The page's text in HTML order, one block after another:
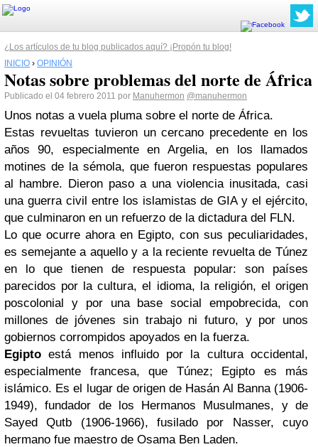
¿Los artículos de tu blog publicados aquí? ¡Propón tu blog!
INICIO › OPINIÓN
Notas sobre problemas del norte de África
Publicado el 04 febrero 2011 por Manuhermon @manuhermon
Unos notas a vuela pluma sobre el norte de África.
Estas revueltas tuvieron un cercano precedente en los
años 90, especialmente en Argelia, en los llamados
motines de la sémola, que fueron respuestas populares
al hambre. Dieron paso a una violencia inusitada, casi
una guerra civil entre los islamistas de GIA y el ejército,
que culminaron en un refuerzo de la dictadura del FLN.
Lo que ocurre ahora en Egipto, con sus peculiaridades,
es semejante a aquello y a la reciente revuelta de Túnez
en lo que tienen de respuesta popular: son países
parecidos por la cultura, el idioma, la religión, el origen
poscolonial y por una base social empobrecida, con
millones de jóvenes sin trabajo ni futuro, y por unos
gobiernos corrompidos apoyados en la fuerza.
Egipto está menos influido por la cultura occidental,
especialmente francesa, que Túnez; Egipto es más
islámico. Es el lugar de origen de Hasán Al Banna (1906-
1949), fundador de los Hermanos Musulmanes, y de
Sayed Qutb (1906-1966), fusilado por Nasser, cuyo
hermano fue maestro de Osama Ben Laden.